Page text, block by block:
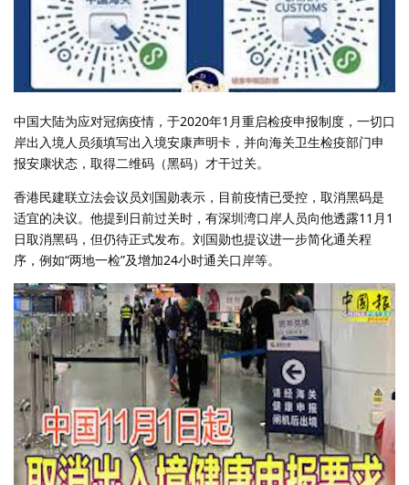
中国大陆为应对冠病疫情，于2020年1月重启检疫申报制度，一切口
岸出入境人员须填写出入境安康声明卡，并向海关卫生检疫部门申
报安康状态，取得二维码（黑码）才干过关。
香港民建联立法会议员刘国勋表示，目前疫情已受控，取消黑码是
适宜的决议。他提到日前过关时，有深圳湾口岸人员向他透露11月1
日取消黑码，但仍待正式发布。刘国勋也提议进一步简化通关程
序，例如“两地一检”及增加24小时通关口岸等。